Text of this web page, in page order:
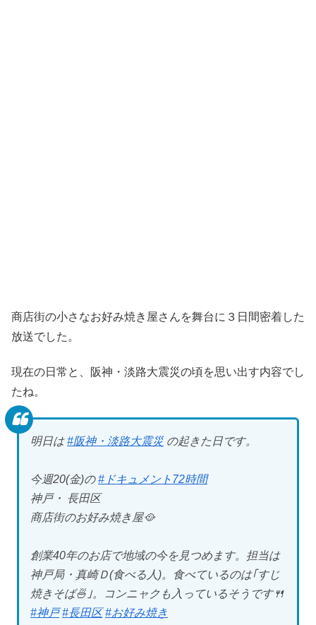
商店街の小さなお好み焼き屋さんを舞台に３日間密着した
放送でした。
現在の日常と、阪神・淡路大震災の頃を思い出す内容でし
たね。
明日は#阪神・淡路大震災 の起きた日です。
今週20(金)の#ドキュメント72時間
神戸・ 長田区
商店街のお好み焼き屋🥘
創業40年のお店で地域の今を見つめます。担当は
神戸局・真崎Ｄ(食べる人)。食べているのは｢すじ
焼きそば🍜｣。コンニャクも入っているそうです🍴
#神戸 #長田区 #お好み焼き